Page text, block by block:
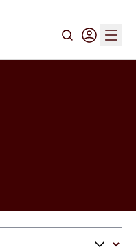
Recherche
Connexion
Menu